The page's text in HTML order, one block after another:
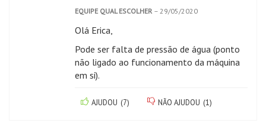
EQUIPE QUAL ESCOLHER – 29/05/2020
Olá Erica,
Pode ser falta de pressão de água (ponto
não ligado ao funcionamento da máquina
em si).
AJUDOU (7) NÃO AJUDOU (1)